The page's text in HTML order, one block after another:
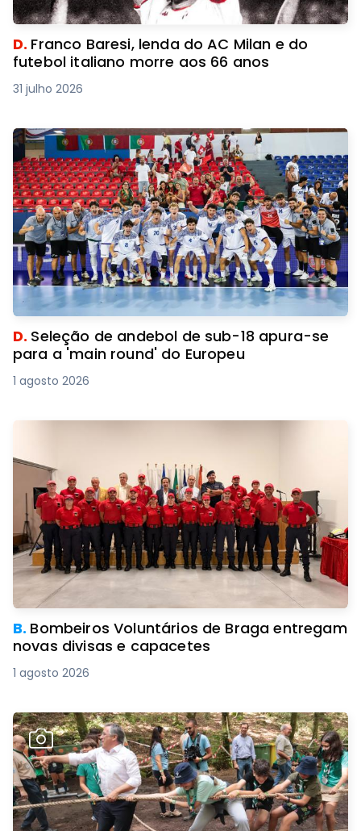
D. Franco Baresi, lenda do AC Milan e do
futebol italiano morre aos 66 anos
31 julho 2026
D. Seleção de andebol de sub-18 apura-se
para a 'main round' do Europeu
1 agosto 2026
B. Bombeiros Voluntários de Braga entregam
novas divisas e capacetes
1 agosto 2026